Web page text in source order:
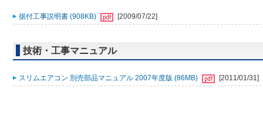
据付工事説明書 (908KB) [2009/07/22]
技術・工事マニュアル
スリムエアコン 別売部品マニュアル 2007年度版 (86MB) [2011/01/31]